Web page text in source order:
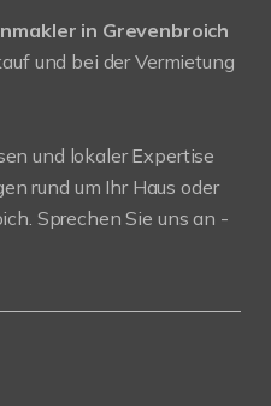
in Grevenbroich
und bei der Vermietung
und lokaler Expertise
rund um Ihr Haus oder
Sprechen Sie uns an -